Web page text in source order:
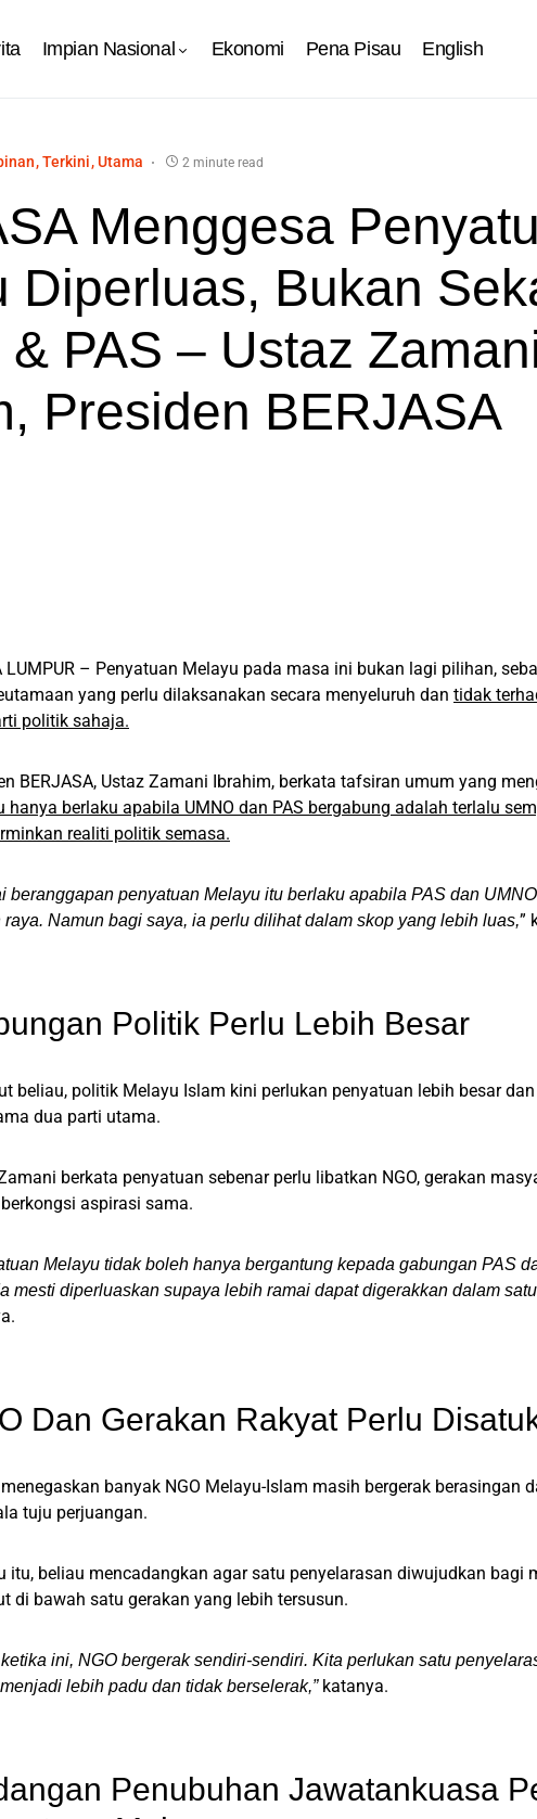
Impian Nasional Ekonomi Pena Pisau English
Terkini Utama 2 minute read
Menggesa
Diperluas, Bukan
& PAS – Ustaz
Presiden BERJASA
LUMPUR – Penyatuan Melayu pada masa ini bukan lagi pilihan,
yang perlu dilaksanakan secara menyeluruh dan tidak
politik sahaja.
BERJASA, Ustaz Zamani Ibrahim, berkata tafsiran umum yang
hanya berlaku apabila UMNO dan PAS bergabung adalah terlalu
realiti politik semasa.
beranggapan penyatuan Melayu itu berlaku apabila PAS dan
raya. Namun bagi saya, ia perlu dilihat dalam skop yang lebih luas,”
Politik Perlu Lebih Besar
beliau, politik Melayu Islam kini perlukan penyatuan lebih besar
dua parti utama.
berkata penyatuan sebenar perlu libatkan NGO, gerakan
aspirasi sama.
Melayu tidak boleh hanya bergantung kepada gabungan PAS
mesti diperluaskan supaya lebih ramai dapat digerakkan dalam
Dan Gerakan Rakyat Perlu
banyak NGO Melayu-Islam masih bergerak berasingan
tuju perjuangan.
itu, beliau mencadangkan agar satu penyelarasan diwujudkan bagi
di bawah satu gerakan yang lebih tersusun.
ini, NGO bergerak sendiri-sendiri. Kita perlukan satu
lebih padu dan tidak berselerak,”katanya.
Penubuhan Jawatankuasa